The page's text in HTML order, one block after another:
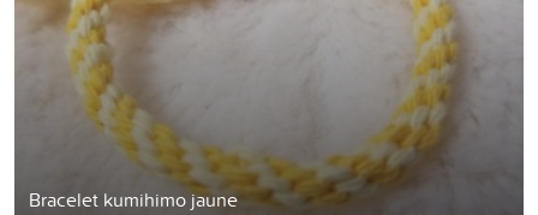
Bracelet kumihimo jaune